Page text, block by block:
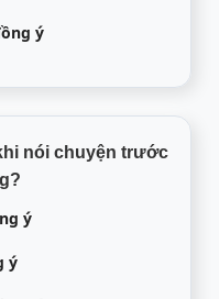
ý
nói chuyện trước
ý
ý